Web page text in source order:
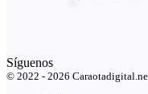
Síguenos
© 2022 - 2026